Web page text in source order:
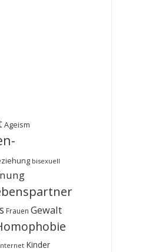
Ageism
bisexuell
Frauen Gewalt
Kinder